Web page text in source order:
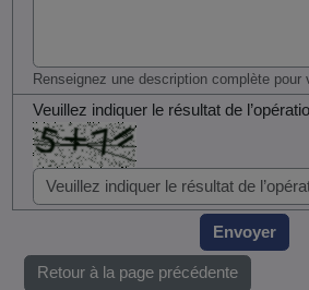
Renseignez une description complète pour
Veuillez indiquer le résultat de
Envoyer
Retour à la page précédente